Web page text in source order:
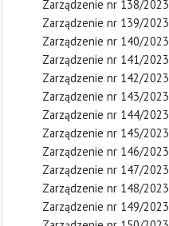
Zarządzenie nr 138/2023
Zarządzenie nr 139/2023
Zarządzenie nr 140/2023
Zarządzenie nr 141/2023
Zarządzenie nr 142/2023
Zarządzenie nr 143/2023
Zarządzenie nr 144/2023
Zarządzenie nr 145/2023
Zarządzenie nr 146/2023
Zarządzenie nr 147/2023
Zarządzenie nr 148/2023
Zarządzenie nr 149/2023